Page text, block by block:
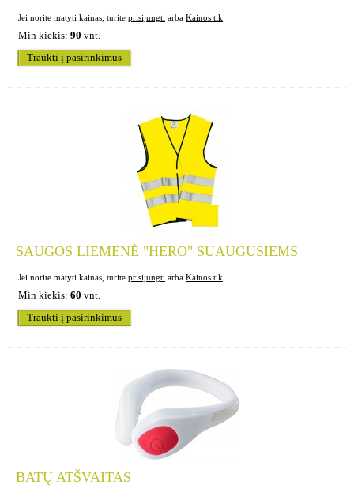
Jei norite matyti kainas, turite prisijungti arba Kainos tik
Min kiekis: 90 vnt.
Traukti į pasirinkimus
SAUGOS LIEMENĖ "HERO" SUAUGUSIEMS
Jei norite matyti kainas, turite prisijungti arba Kainos tik
Min kiekis: 60 vnt.
Traukti į pasirinkimus
BATŲ ATŠVAITAS